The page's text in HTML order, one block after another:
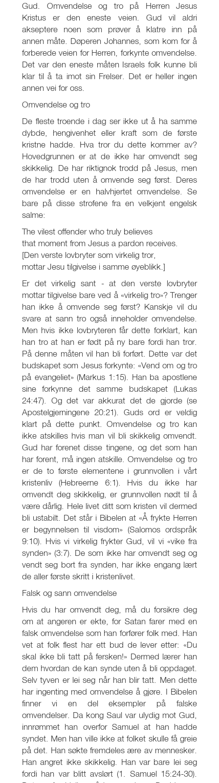
Gud. Omvendelse og tro på Herren Jesus
Kristus er den eneste veien. Gud vil aldri
akseptere noen som prøver å klatre inn på
annen måte. Døperen Johannes, som kom for å
forberede veien for Herren, forkynte omvendelse.
Det var den eneste måten Israels folk kunne bli
klar til å ta imot sin Frelser. Det er heller ingen
annen vei for oss.
Omvendelse og tro
De fleste troende i dag ser ikke ut å ha samme
dybde, hengivenhet eller kraft som de første
kristne hadde. Hva tror du dette kommer av?
Hovedgrunnen er at de ikke har omvendt seg
skikkelig. De har riktignok trodd på Jesus, men
de har trodd uten å omvende seg først. Deres
omvendelse er en halvhjertet omvendelse. Se
bare på disse strofene fra en velkjent engelsk
salme:
The vilest offender who truly believes
that moment from Jesus a pardon receives.
[Den verste lovbryter som virkelig tror,
mottar Jesu tilgivelse i samme øyeblikk.]
Er det virkelig sant - at den verste lovbryter
mottar tilgivelse bare ved å «virkelig tro»? Trenger
han ikke å omvende seg først? Kanskje vil du
svare at sann tro også inneholder omvendelse.
Men hvis ikke lovbryteren får dette forklart, kan
han tro at han er født på ny bare fordi han tror.
På denne måten vil han bli forført. Dette var det
budskapet som Jesus forkynte: «Vend om og tro
på evangeliet» (Markus 1:15). Han ba apostlene
sine forkynne det samme budskapet (Lukas
24:47). Og det var akkurat det de gjorde (se
Apostelgjerningene 20:21). Guds ord er veldig
klart på dette punkt. Omvendelse og tro kan
ikke atskilles hvis man vil bli skikkelig omvendt.
Gud har forenet disse tingene, og det som han
har forent, må ingen atskille. Omvendelse og tro
er de to første elementene i grunnvollen i vårt
kristenliv (Hebreerne 6:1). Hvis du ikke har
omvendt deg skikkelig, er grunnvollen nødt til å
være dårlig. Hele livet ditt som kristen vil dermed
bli ustabilt. Det står i Bibelen at «Å frykte Herren
er begynnelsen til visdom» (Salomos ordspråk
9:10). Hvis vi virkelig frykter Gud, vil vi «vike fra
synden» (3:7). De som ikke har omvendt seg og
vendt seg bort fra synden, har ikke engang lært
de aller første skritt i kristenlivet.
Falsk og sann omvendelse
Hvis du har omvendt deg, må du forsikre deg
om at angeren er ekte, for Satan farer med en
falsk omvendelse som han forfører folk med. Han
vet at folk flest har ett bud de lever etter: «Du
skal ikke bli tatt på fersken!» Dermed lærer han
dem hvordan de kan synde uten å bli oppdaget.
Selv tyven er lei seg når han blir tatt. Men dette
har ingenting med omvendelse å gjøre. I Bibelen
finner vi en del eksempler på falske
omvendelser. Da kong Saul var ulydig mot Gud,
innrømmet han overfor Samuel at han hadde
syndet. Men han ville ikke at folket skulle få greie
på det. Han søkte fremdeles ære av mennesker.
Han angret ikke skikkelig. Han var bare lei seg
fordi han var blitt avslørt (1. Samuel 15:24-30).